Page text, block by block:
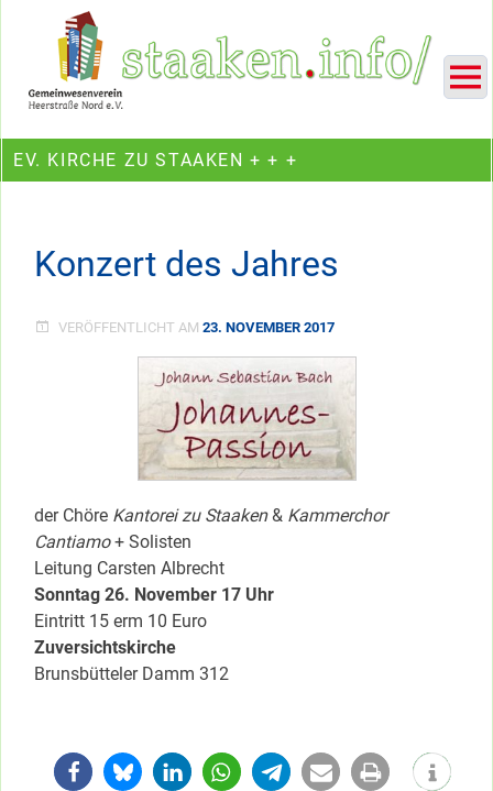
Ein Projekt des Gemeinwesenvereins Heerstraße Nord
EV. KIRCHE ZU STAAKEN + + +
Konzert des Jahres
VERÖFFENTLICHT AM 23. NOVEMBER 2017
der Chöre Kantorei zu Staaken& Kammerchor
Cantiamo+ Solisten
Leitung Carsten Albrecht
Sonntag 26. November 17 Uhr
Eintritt 15 erm 10 Euro
Zuversichtskirche
Brunsbütteler Damm 312